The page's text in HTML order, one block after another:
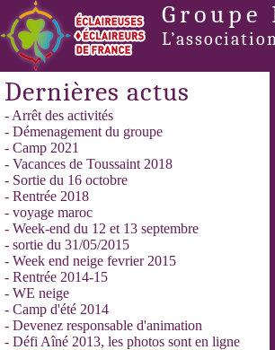
Dernières actus
- Arrêt des activités
- Démenagement du groupe
- Camp 2021
- Vacances de Toussaint 2018
- Sortie du 16 octobre
- Rentrée 2018
- voyage maroc
- Week-end du 12 et 13 septembre
- sortie du 31/05/2015
- Week end neige fevrier 2015
- Rentrée 2014-15
- WE neige
- Camp d'été 2014
- Devenez responsable d'animation
- Défi Aîné 2013, les photos sont en ligne